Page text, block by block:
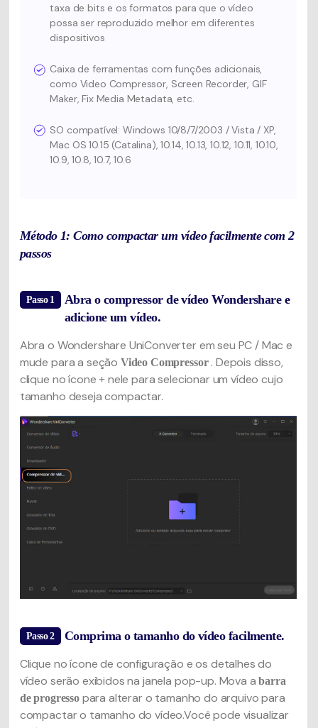
taxa de bits e os formatos para que o vídeo
possa ser reproduzido melhor em diferentes
dispositivos
Caixa de ferramentas com funções adicionais,
como Video Compressor, Screen Recorder, GIF
Maker, Fix Media Metadata, etc.
SO compatível: Windows 10/8/7/2003 / Vista / XP,
Mac OS 10.15 (Catalina), 10.14, 10.13, 10.12, 10.11, 10.10,
10.9, 10.8, 10.7, 10.6
Método 1: Como compactar um vídeo facilmente com 2
passos
Passo 1
Abra o compressor de vídeo Wondershare e
adicione um vídeo.
Abra o Wondershare UniConverter em seu PC / Mac e
mude para a seção Video Compressor . Depois disso,
clique no ícone + nele para selecionar um vídeo cujo
tamanho deseja compactar.
Passo 2 Comprima o tamanho do vídeo facilmente.
Clique no ícone de configuração e os detalhes do
vídeo serão exibidos na janela pop-up. Mova abarra
de progresso para alterar o tamanho do arquivo para
compactar o tamanho do vídeo.Você pode visualizar